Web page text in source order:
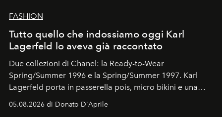
FASHION
Tutto quello che indossiamo oggi Karl
Lagerfeld lo aveva già raccontato
Due collezioni di Chanel: la Ready-to-Wear
Spring/Summer 1996 e la Spring/Summer 1997. Karl
Lagerfeld porta in passerella pois, micro bikini e una
Kate, Claudia e Carla una dietro l'altra. Trent'anni dopo,
05.08.2026 di Donato D'Aprile